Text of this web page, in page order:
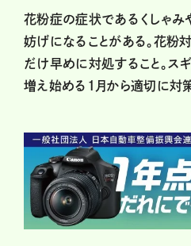
花粉症の症状であるくしゃみ
妨げになることがある。花粉
だけ早めに対処すること。ス
増え始める1月から適切に対